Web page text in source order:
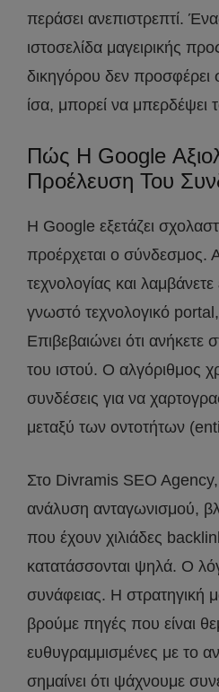
περάσει ανεπιστρεπτί.
ιστοσελίδα μαγειρικής
δικηγόρου δεν προσφέρει
ίσα, μπορεί να μπερδέψει
Πώς Η Google
Προέλευση Του
Η Google εξετάζει
προέρχεται ο σύνδεσμος.
τεχνολογίας και
γνωστό τεχνολογικό
Επιβεβαιώνει ότι ανήκετε
του ιστού. Ο αλγόριθμος
συνδέσεις για να
μεταξύ των οντοτήτων
Στο Divramis SEO
ανάλυση ανταγωνισμού,
που έχουν χιλιάδες
κατατάσσονται ψηλά. Ο
συνάφειας. Η στρατηγική
βρούμε πηγές που είναι
ευθυγραμμισμένες με το
σημαίνει ότι ψάχνουμε